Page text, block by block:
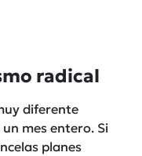
radical
diferente
mes entero. Si
planes